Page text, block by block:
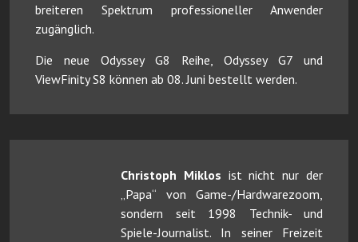
breiteren Spektrum professioneller Anwender
zugänglich.
Die neue Odyssey G8 Reihe, Odyssey G7 und
ViewFinity S8 können ab 08. Juni bestellt werden.
Christoph Miklos ist nicht nur der
„Papa“ von Game-/Hardwarezoom,
sondern seit 1998 Technik- und
Spiele-Journalist. In seiner Freizeit